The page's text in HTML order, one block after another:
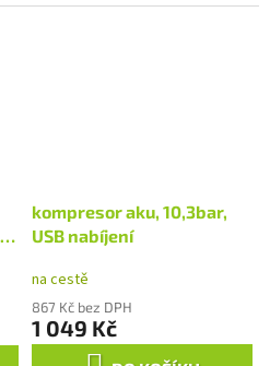
kompresor aku, 10,3bar,
USB nabíjení
na cestě
867 Kč bez DPH
1 049 Kč